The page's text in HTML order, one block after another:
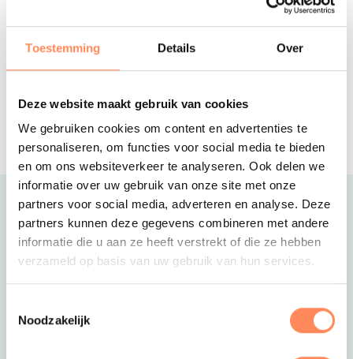
Toestemming Details Over
Deze website maakt gebruik van cookies
We gebruiken cookies om content en advertenties te
personaliseren, om functies voor social media te bieden
en om ons websiteverkeer te analyseren. Ook delen we
informatie over uw gebruik van onze site met onze
partners voor social media, adverteren en analyse. Deze
partners kunnen deze gegevens combineren met andere
informatie die u aan ze heeft verstrekt of die ze hebben
verzameld op basis van uw gebruik van hun services.
Noodzakelijk
Kies een mooi vakantiehuisje in het
Zeeuwse Tholen, met het strand en de
Kids hotel met prachtige familiekamers
en een gewéldige natuurspeeltuin in
Noord-Holland
Uitgelicht